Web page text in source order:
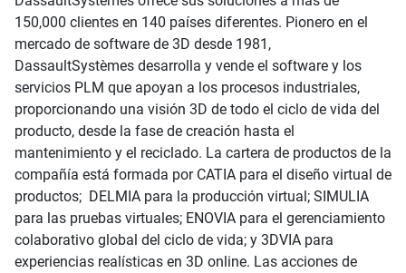
150,000 clientes en 140 países diferentes. Pionero en el
mercado de software de 3D desde 1981,
DassaultSystèmes desarrolla y vende el software y los
servicios PLM que apoyan a los procesos industriales,
proporcionando una visión 3D de todo el ciclo de vida del
producto, desde la fase de creación hasta el
mantenimiento y el reciclado. La cartera de productos de la
compañía está formada por CATIA para el diseño virtual de
productos; DELMIA para la producción virtual; SIMULIA
para las pruebas virtuales; ENOVIA para el gerenciamiento
colaborativo global del ciclo de vida; y 3DVIA para
experiencias realísticas en 3D online. Las acciones de